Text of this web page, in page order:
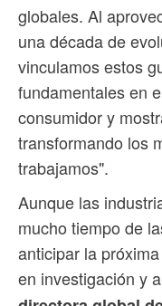
globales. Al
una década de
vinculamos estos
fundamentales en
consumidor y
transformando los
trabajamos".
Aunque las
mucho tiempo de
anticipar la
en investigación y